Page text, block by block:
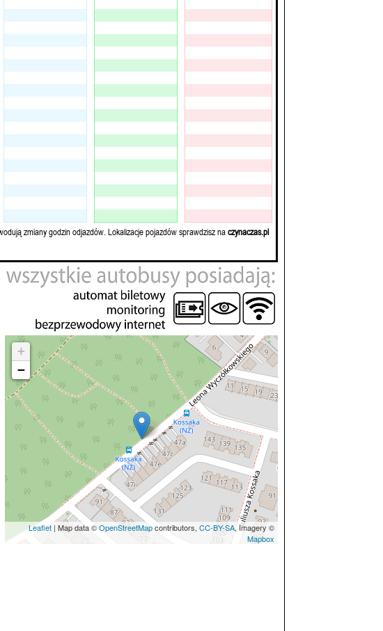
zmiany godzin odjazdów. Lokalizacje pojazdów sprawdzisz naczynaczas.pl
+
−
Leaflet| Map data ©OpenStreetMapcontributors, CC-BY-SA, Imagery ©
Mapbox